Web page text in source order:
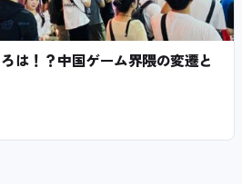
は！？中国ゲーム界隈の変遷と